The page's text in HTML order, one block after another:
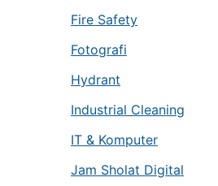
Fire Safety
Fotografi
Hydrant
Industrial Cleaning
IT & Komputer
Jam Sholat Digital